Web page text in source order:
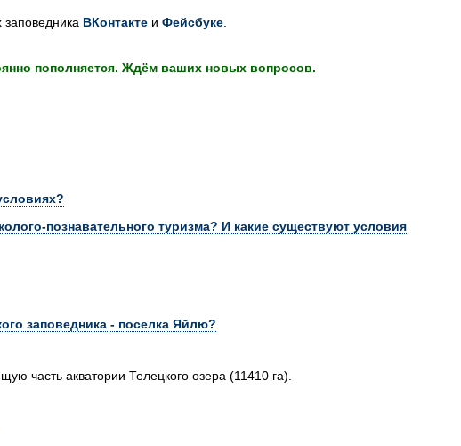
ВКонтакте и Фейсбуке
пополняется. Ждём ваших новых вопросов.
познавательного туризма? И какие существуют условия
заповедника - поселка Яйлю?
часть акватории Телецкого озера (11410 га).